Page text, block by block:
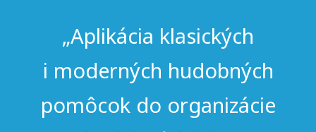
„Aplikácia klasických
i moderných hudobných
pomôcok do organizácie